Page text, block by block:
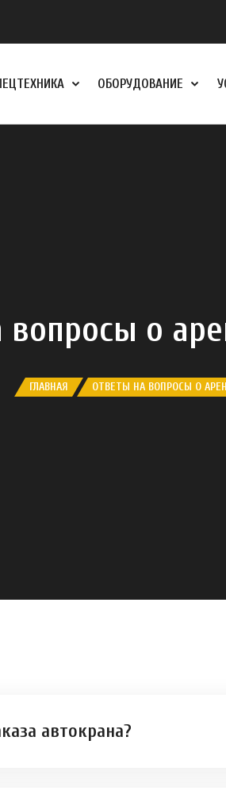
ОБОРУДОВАНИЕ
о
ГЛАВНАЯ ОТВЕТЫ НА ВОПРОСЫ О
автокрана?